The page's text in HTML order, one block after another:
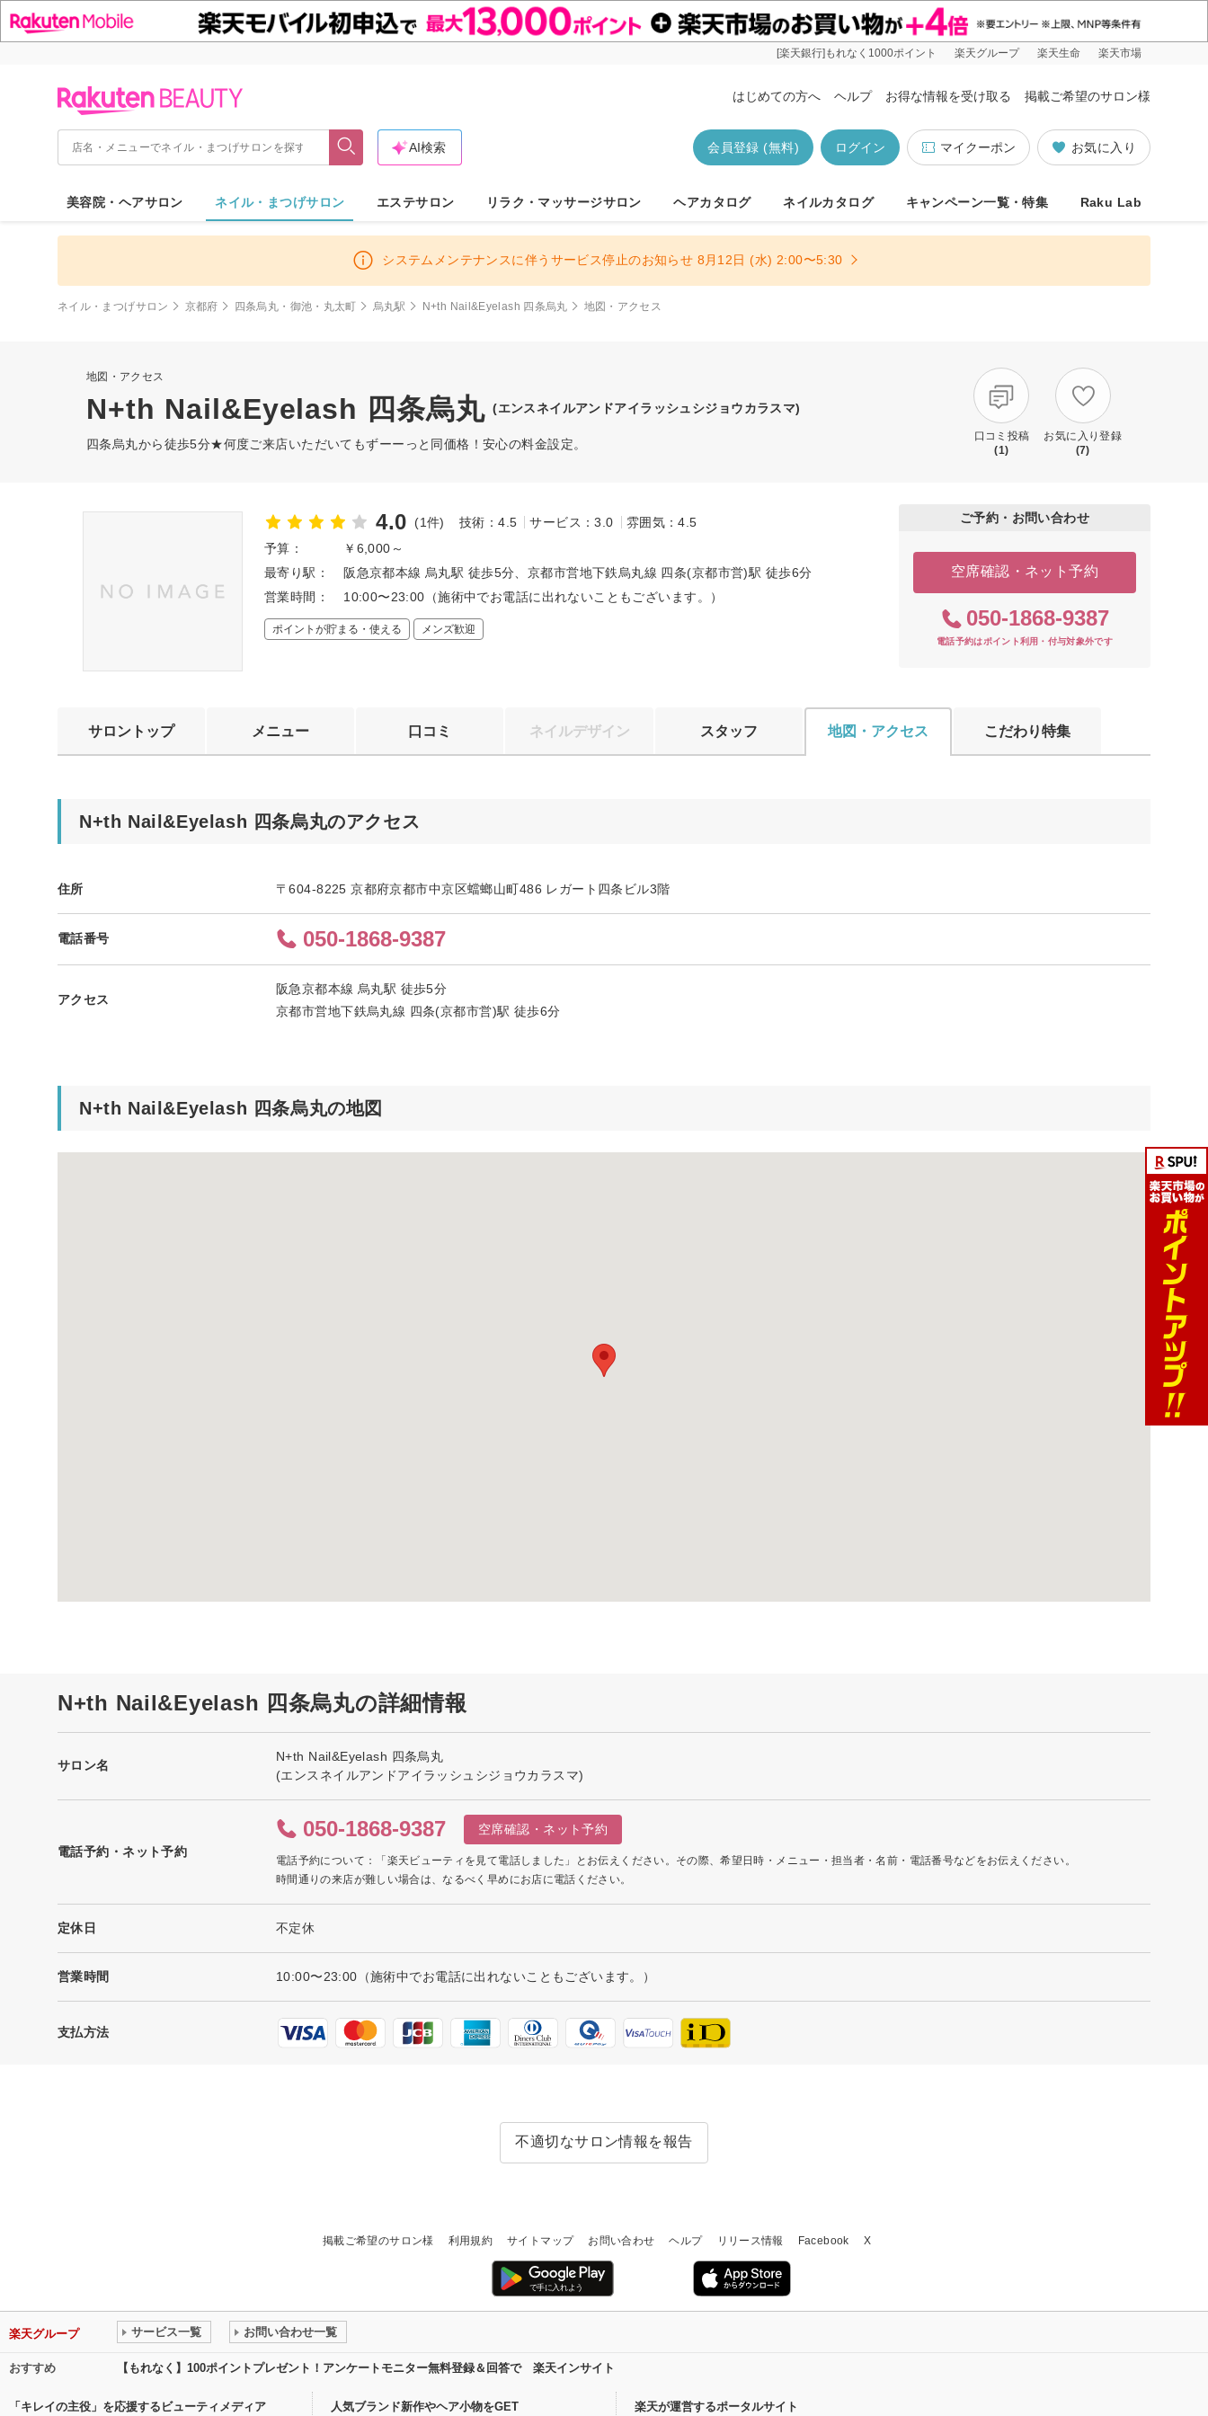
[楽天銀行]もれなく1000ポイント 楽天グループ 楽天生命 楽天市場
はじめての方へ ヘルプ お得な情報を受け取る 掲載ご希望のサロン様
お気に入り
マイクーポン
ログイン
会員登録 (無料)
AI検索
美容院・ヘアサロン ネイル・まつげサロン エステサロン リラク・マッサージサロン ヘアカタログ ネイルカタログ キャンペーン一覧・特集 Raku Lab
システムメンテナンスに伴うサービス停止のお知らせ 8月12日 (水) 2:00〜5:30
ネイル・まつげサロン 京都府 四条烏丸・御池・丸太町 烏丸駅 N+th Nail&Eyelash 四条烏丸 地図・アクセス
地図・アクセス
N+th Nail&Eyelash 四条烏丸 (エンスネイルアンドアイラッシュシジョウカラスマ)
四条烏丸から徒歩5分★何度ご来店いただいてもずーーっと同価格！安心の料金設定。
口コミ投稿
(1)
お気に入り登録
(7)
4.0 (1件) 技術：4.5 サービス：3.0
雰囲気：4.5
予算：
￥6,000～
最寄り駅：
阪急京都本線 烏丸駅 徒歩5分、京都市営地下鉄烏丸線 四条(京都市営)駅 徒歩6分
営業時間：
10:00〜23:00（施術中でお電話に出れないこともございます。）
ポイントが貯まる・使える メンズ歓迎
ご予約・お問い合わせ
空席確認・ネット予約
050-1868-9387
電話予約はポイント利用・付与対象外です
サロントップ メニュー 口コミ ネイルデザイン スタッフ 地図・アクセス こだわり特集
N+th Nail&Eyelash 四条烏丸のアクセス
住所 〒604-8225 京都府京都市中京区蟷螂山町486 レガート四条ビル3階
電話番号 050-1868-9387
アクセス
阪急京都本線 烏丸駅 徒歩5分
京都市営地下鉄烏丸線 四条(京都市営)駅 徒歩6分
N+th Nail&Eyelash 四条烏丸の地図
N+th Nail&Eyelash 四条烏丸の詳細情報
サロン名
N+th Nail&Eyelash 四条烏丸
(エンスネイルアンドアイラッシュシジョウカラスマ)
電話予約・ネット予約
050-1868-9387 空席確認・ネット予約
電話予約について：「楽天ビューティを見て電話しました」とお伝えください。その際、希望日時・メニュー・担当者・名前・電話番号などをお伝えください。
時間通りの来店が難しい場合は、なるべく早めにお店に電話ください。
定休日 不定休
営業時間 10:00〜23:00（施術中でお電話に出れないこともございます。）
支払方法
不適切なサロン情報を報告
掲載ご希望のサロン様 利用規約 サイトマップ お問い合わせ ヘルプ リリース情報 Facebook X
楽天グループ サービス一覧 お問い合わせ一覧
おすすめ 【もれなく】100ポイントプレゼント！アンケートモニター無料登録＆回答で 楽天インサイト
「キレイの主役」を応援するビューティメディア 人気ブランド新作やヘア小物をGET 楽天が運営するポータルサイト